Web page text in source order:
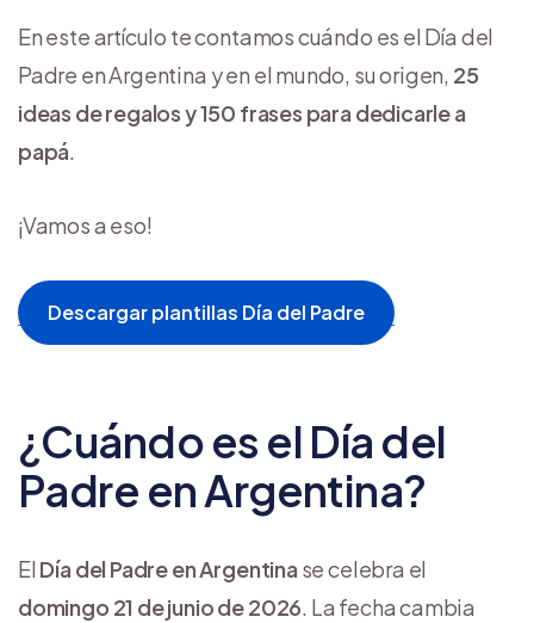
En este artículo te contamos cuándo es el Día del
Padre en Argentina y en el mundo, su origen, 25
ideas de regalos y 150 frases para dedicarle a
papá
¡Vamos a eso!
Descargar plantillas Día del Padre
¿Cuándo es el Día del
Padre en Argentina?
El Día del Padre en Argentina se celebra el
domingo 21 de junio de 2026 . La fecha cambia